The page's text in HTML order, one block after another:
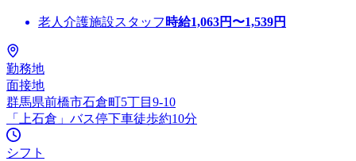
老人介護施設スタッフ 時給1,063円〜1,539円
勤務地
面接地
群馬県前橋市石倉町5丁目9-10
「上石倉」バス停下車徒歩約10分
シフト